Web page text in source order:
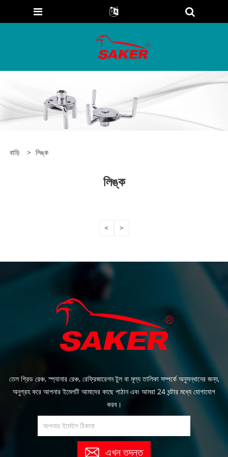
বাড়ি > লিঙ্ক
লিঙ্ক
< >
তেল গ্রিড রেঞ্চ, স্প্যানার রেঞ্চ, রেফ্রিজারেশন টুল বা মূল্য তালিকা সম্পর্কে অনুসন্ধানের জন্য,
অনুগ্রহ করে আপনার ইমেলটি আমাদের কাছে পাঠান এবং আমরা 24 ঘন্টার মধ্যে যোগাযোগ
করব।
এখন তদন্ত